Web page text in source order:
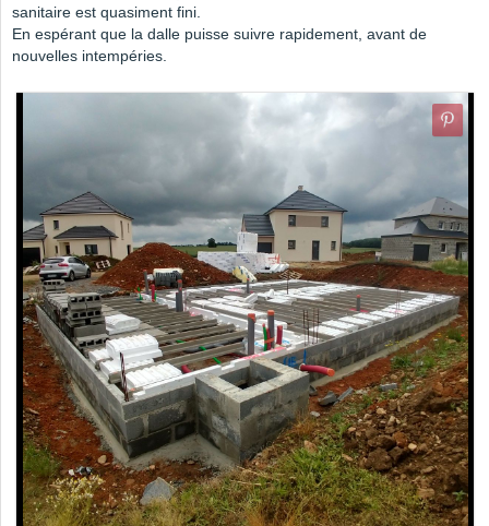
sanitaire est quasiment fini.
En espérant que la dalle puisse suivre rapidement, avant de
nouvelles intempéries.